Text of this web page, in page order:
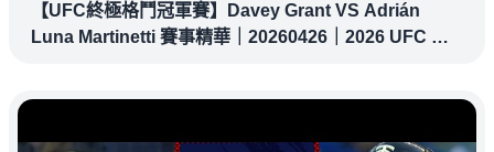
【UFC終極格鬥冠軍賽】Davey Grant VS Adrián
Luna Martinetti 賽事精華｜20260426｜2026 UFC 鎖